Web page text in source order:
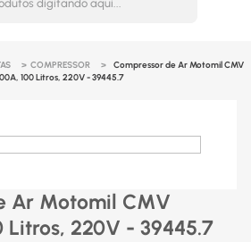
Busque seus produtos
COMPRESSOR
Compressor de Ar Motomil CMV
100 Litros, 220V - 39445.7
Ar Motomil CMV
Litros, 220V - 39445.7